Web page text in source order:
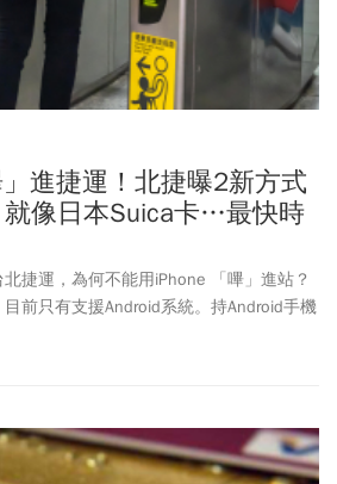
進捷運！北捷曝2新方式
就像日本Suica卡…最快時
捷運，為何不能用iPhone 「嗶」進站？
前只有支援Android系統。持Android手機
，用NFC感應付費，或是使用搭載
iPhone可內建Suica（西瓜卡），仍需要
才可以，而重置案將於2023年～2025年